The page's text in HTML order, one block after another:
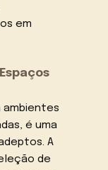
em
é uma
A
de